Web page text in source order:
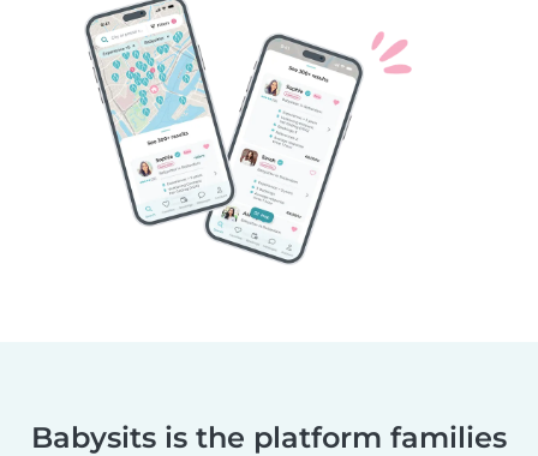
Babysits is the platform families